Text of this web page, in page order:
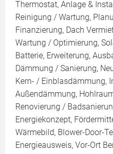
Thermostat, Anlage &
Reinigung / Wartung,
Finanzierung, Dach
Wartung / Optimierung,
Batterie, Erweiterung,
Dämmung / Sanierung,
Kern- / Einblasdämmung,
Außendämmung,
Renovierung /
Energiekonzept,
Wärmebild, Blower-Door-
Energieausweis, Vor-Ort